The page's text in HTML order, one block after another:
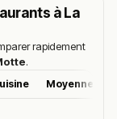
à La
rapidement
.
Moyenne